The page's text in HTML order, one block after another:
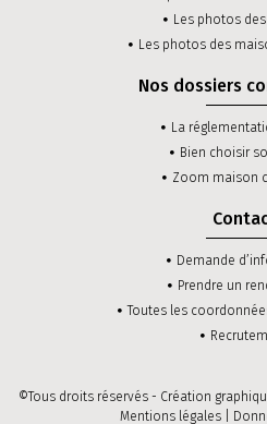
Les photos
Les photos des
Nos dossiers
La
Bien choisir
Zoom maison
Demande
Prendre un
Toutes les
©Tous droits réservés - Création
Mentions légales|